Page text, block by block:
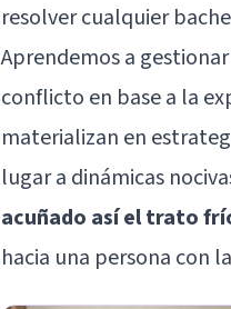
resolver cualquier
Aprendemos a
conflicto en base a la
materializan en
lugar a dinámicas
acuñado así el trato
hacia una persona con